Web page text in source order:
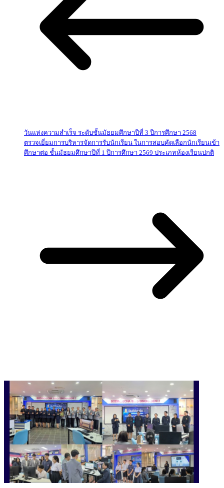
วันแห่งความสำเร็จ ระดับชั้นมัธยมศึกษาปีที่ 3 ปีการศึกษา 2568
ตรวจเยี่ยมการบริหารจัดการรับนักเรียน ในการสอบคัดเลือกนักเรียนเข้า
ศึกษาต่อ ชั้นมัธยมศึกษาปีที่ 1 ปีการศึกษา 2569 ประเภทห้องเรียนปกติ